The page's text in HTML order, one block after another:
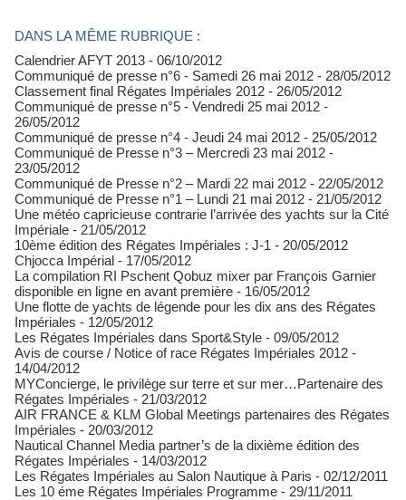
DANS LA MÊME RUBRIQUE :
Calendrier AFYT 2013 - 06/10/2012
Communiqué de presse n°6 - Samedi 26 mai 2012 - 28/05/2012
Classement final Régates Impériales 2012 - 26/05/2012
Communiqué de presse n°5 - Vendredi 25 mai 2012 -
26/05/2012
Communiqué de presse n°4 - Jeudi 24 mai 2012 - 25/05/2012
Communiqué de Presse n°3 – Mercredi 23 mai 2012 -
23/05/2012
Communiqué de Presse n°2 – Mardi 22 mai 2012 - 22/05/2012
Communiqué de Presse n°1 – Lundi 21 mai 2012 - 21/05/2012
Une météo capricieuse contrarie l’arrivée des yachts sur la Cité
Impériale - 21/05/2012
10ème édition des Régates Impériales : J-1 - 20/05/2012
Chjocca Impérial - 17/05/2012
La compilation RI Pschent Qobuz mixer par François Garnier
disponible en ligne en avant première - 16/05/2012
Une flotte de yachts de légende pour les dix ans des Régates
Impériales - 12/05/2012
Les Régates Impériales dans Sport&Style - 09/05/2012
Avis de course / Notice of race Régates Impériales 2012 -
14/04/2012
MYConcierge, le privilège sur terre et sur mer…Partenaire des
Régates Impériales - 21/03/2012
AIR FRANCE & KLM Global Meetings partenaires des Régates
Impériales - 20/03/2012
Nautical Channel Media partner’s de la dixième édition des
Régates Impériales - 14/03/2012
Les Régates Impériales au Salon Nautique à Paris - 02/12/2011
Les 10 éme Régates Impériales Programme - 29/11/2011